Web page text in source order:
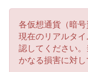
各仮想通貨（暗
現在のリアルタ
認してください
かなる損害に対し